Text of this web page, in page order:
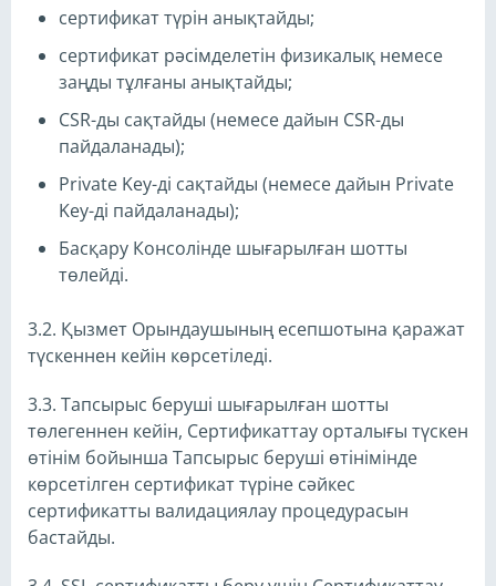
сертификат түрін анықтайды;
сертификат рәсімделетін физикалық немесе
заңды тұлғаны анықтайды;
CSR-ды сақтайды (немесе дайын CSR-ды
пайдаланады);
Private Key-ді сақтайды (немесе дайын Private
Key-ді пайдаланады);
Басқару Консолінде шығарылған шотты
төлейді.
3.2. Қызмет Орындаушының есепшотына қаражат
түскеннен кейін көрсетіледі.
3.3. Тапсырыс беруші шығарылған шотты
төлегеннен кейін, Сертификаттау орталығы түскен
өтінім бойынша Тапсырыс беруші өтінімінде
көрсетілген сертификат түріне сәйкес
сертификатты валидациялау процедурасын
бастайды.